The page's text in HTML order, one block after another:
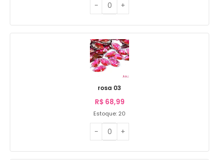
rosa 03
R$ 68,99
Estoque: 20